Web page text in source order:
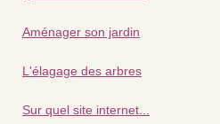
Aménager son jardin
L'élagage des arbres
Sur quel site internet...